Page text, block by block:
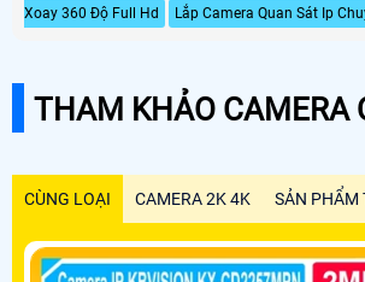
Xoay 360 Độ Full Hd
Lắp Camera Quan Sát Ip
THAM KHẢO CAMERA
CÙNG LOẠI CAMERA 2K 4K SẢN PHẨM